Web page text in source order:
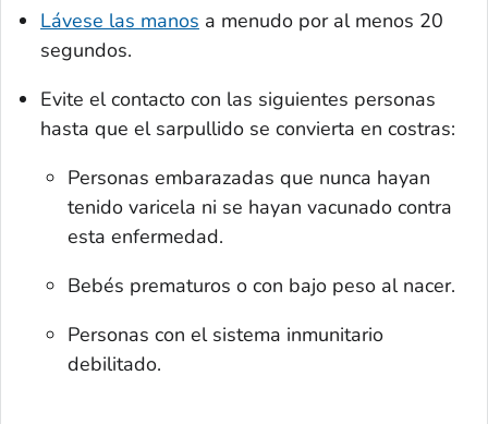
Lávese las manos a menudo por al menos 20
segundos.
Evite el contacto con las siguientes personas
hasta que el sarpullido se convierta en costras:
Personas embarazadas que nunca hayan
tenido varicela ni se hayan vacunado contra
esta enfermedad.
Bebés prematuros o con bajo peso al nacer.
Personas con el sistema inmunitario
debilitado.